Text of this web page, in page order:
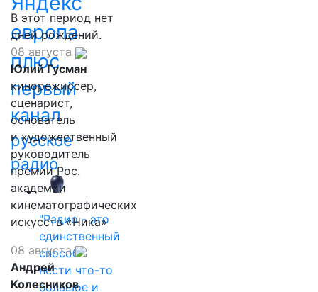
европа
плюс
первый
канал
русское
радио
"Радио - это
единственный
способ
нести что-то
большое и
В этот период нет
дней рождений.
08 августа
Юлий Гусман
кинорежиссер,
сценарист,
основатель
и художественный
руководитель
премии Рос.
академии
кинематографических
искусств «Ника»
08 августа
Андрей
Колесников